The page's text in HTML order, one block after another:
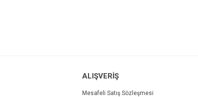
ALIŞVERİŞ
Mesafeli Satış Sözleşmesi